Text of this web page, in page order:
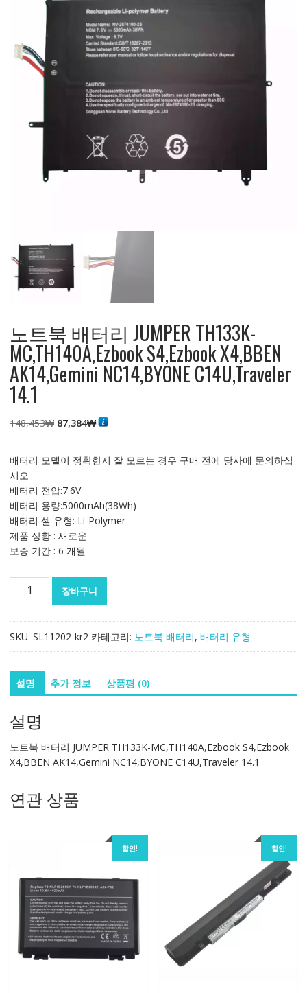
노트북 배터리 JUMPER TH133K-
MC,TH140A,Ezbook S4,Ezbook X4,BBEN
AK14,Gemini NC14,BYONE C14U,Traveler
14.1
148,453₩ 원
격:
87,384₩현
격:
배터리 모델이 정확한지 잘 모르는 경우 구매 전에 당사에 문의하십
시오
배터리 전압:7.6V
배터리 용량:5000mAh(38Wh)
배터리 셀 유형: Li-Polymer
제품 상황 : 새로운
보증 기간 : 6 개월
터
JUMPER
TH133K-
S4,Ezbook
X4,BBEN
AK14,Gemini
NC14,BYONE
14.1
수
량
장바구니
SKU: SL11202-kr2 카테고리: 노트북 배터리, 배터리 유형
설명 추가 정보 상품평 (0)
설명
노트북 배터리 JUMPER TH133K-MC,TH140A,Ezbook S4,Ezbook
X4,BBEN AK14,Gemini NC14,BYONE C14U,Traveler 14.1
연관 상품
할인! 할인!